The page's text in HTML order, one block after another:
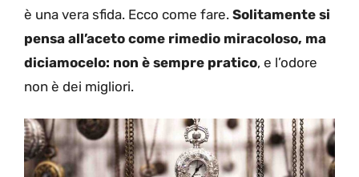
è una vera sfida. Ecco come fare. Solitamente si
pensa all’aceto come rimedio miracoloso, ma
diciamocelo: non è sempre pratico, e l’odore
non è dei migliori.